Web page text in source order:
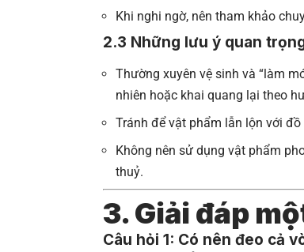
Khi nghi ngờ, nên tham khảo
2.3 Những lưu ý quan
Thường xuyên vệ sinh và “làm
nhiên hoặc khai quang lại theo
Tránh để vật phẩm lẫn lộn với
Không nên sử dụng vật phẩm
thuỷ.
3. Giải đáp
Câu hỏi 1: Có nên đeo cả